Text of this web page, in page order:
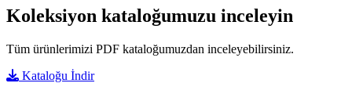
Koleksiyon kataloğumuzu inceleyin
Tüm ürünlerimizi PDF kataloğumuzdan inceleyebilirsiniz.
Kataloğu İndir